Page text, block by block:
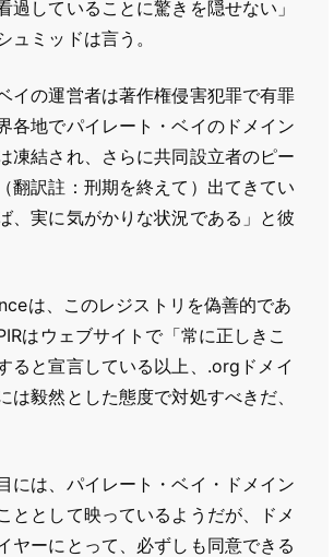
過していることに驚きを隠せない」
ュミッドは言う。
イの運営者は著作権侵害犯罪で有罪
各地でパイレート・ベイのドメイン
凍結され、さらに共同設立者のピー
翻訳註：刑期を終えて）出てきてい
、実に気がかりな状況である」と彼
は、このレジストリを偽善的であ
はウェブサイトで「常に正しきこ
ると宣言している以上、.orgドメイ
は毅然とした態度で対処すべきだ、
には、パイレート・ベイ・ドメイン
ととして映っているようだが、ドメ
ヤーにとって、必ずしも同意できる